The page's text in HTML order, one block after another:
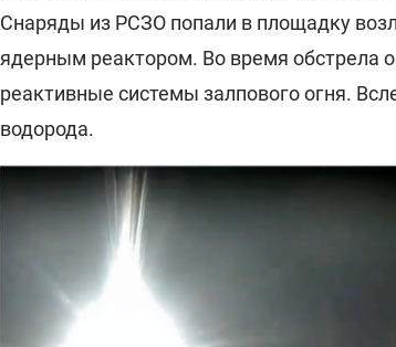
Снаряды из РСЗО попали в площадку
ядерным реактором. Во время обстрела
реактивные системы залпового огня.
водорода.